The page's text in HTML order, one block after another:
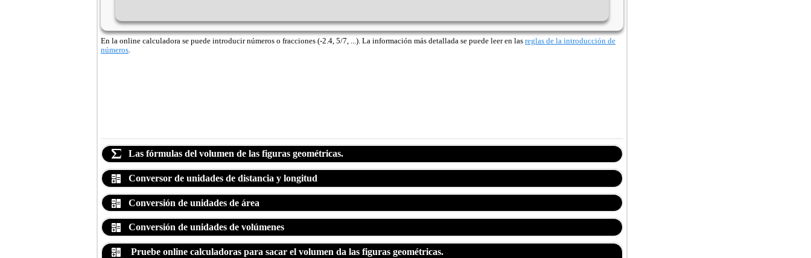
En la online calculadora se puede introducir números o fracciones (-2.4, 5/7, ...). La información más detallada se puede leer en las reglas de la introducción de
números
Las fórmulas del volumen de las figuras geométricas.
Conversor de unidades de distancia y longitud
Conversión de unidades de área
Conversión de unidades de volúmenes
Pruebe online calculadoras para sacar el volumen da las figuras geométricas.